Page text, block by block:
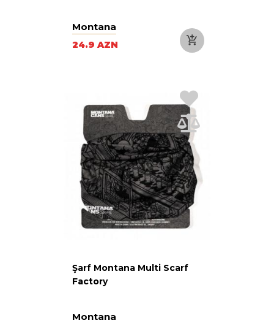
Montana
24.9 AZN
Şarf Montana Multi Scarf
Factory
Montana